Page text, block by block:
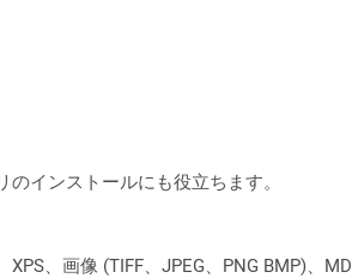
インストールにも役立ちます。
、画像 (TIFF、JPEG、PNG BMP)、MD